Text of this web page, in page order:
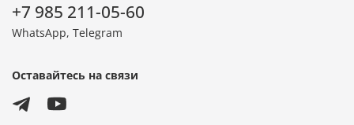
+7 985 211-05-60
WhatsApp, Telegram
Оставайтесь на связи